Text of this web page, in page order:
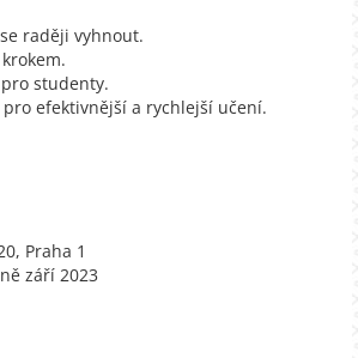
raději vyhnout.
studenty.
efektivnější a rychlejší učení.
Praha 1
září 2023